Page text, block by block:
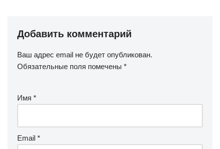
Добавить комментарий
Ваш адрес email не будет опубликован.
Обязательные поля помечены *
Имя *
Email *